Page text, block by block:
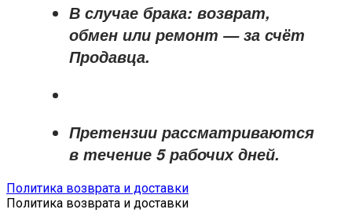
В случае брака: возврат,
обмен или ремонт —за счёт
Продавца.
Претензии рассматриваются
в течение 5 рабочих дней.
Политика возврата и доставки
Политика возврата и доставки